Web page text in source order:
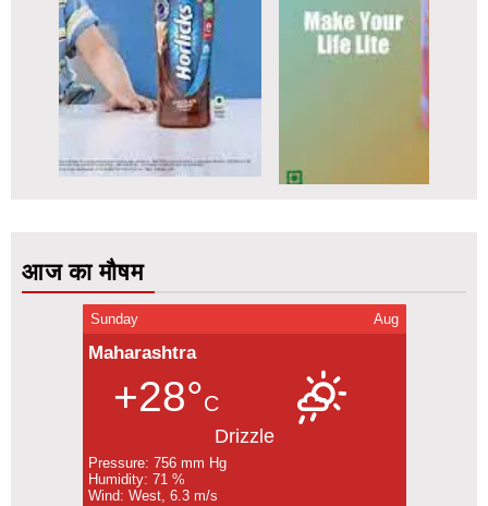
आज का मौषम
Sunday Aug
Maharashtra
+28°C
Drizzle
Pressure: 756 mm Hg
Humidity: 71 %
Wind: West, 6.3 m/s